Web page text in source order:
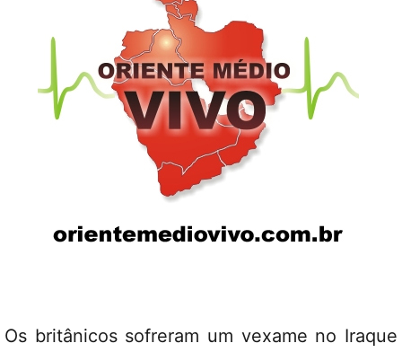
Os britânicos sofreram um vexame no Iraque